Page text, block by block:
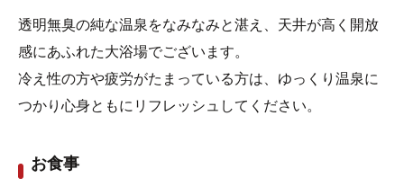
透明無臭の純な温泉をなみなみと湛え、天井が高く開放
感にあふれた大浴場でございます。
冷え性の方や疲労がたまっている方は、ゆっくり温泉に
つかり心身ともにリフレッシュしてください。
お食事